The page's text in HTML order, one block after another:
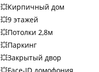
💥Кирпичный дом
💥9 этажей
💥Потолки 2,8м
💥Паркинг
💥Закрытый двор